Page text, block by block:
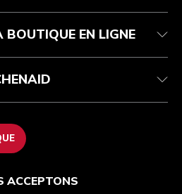
EN LIGNE
ACCEPTONS